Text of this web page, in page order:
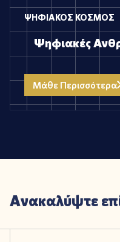
ΨΗΦΙΑΚΟΣ ΚΟΣΜΟΣ
Ψηφιακές
Μάθε Περισσότερα
Ανακαλύψτεεπ